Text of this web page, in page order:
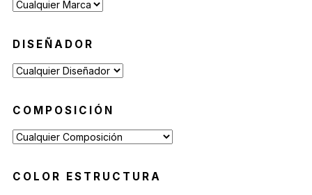
DISEÑADOR
COMPOSICIÓN
COLOR ESTRUCTURA